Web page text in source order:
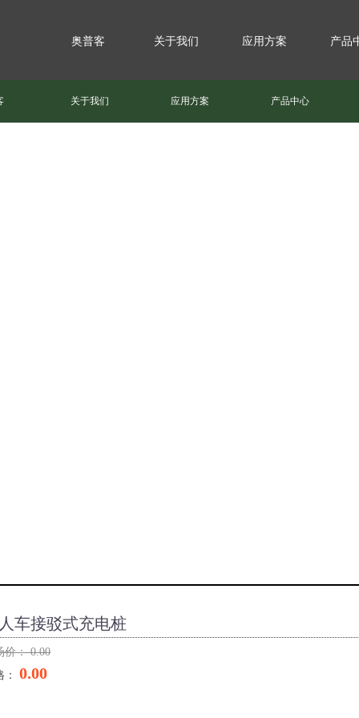
关于我们 应用方案 产品中心
车接驳式充电桩
价：0.00
： 0.00
奥普客 关于我们 应用方案 产品